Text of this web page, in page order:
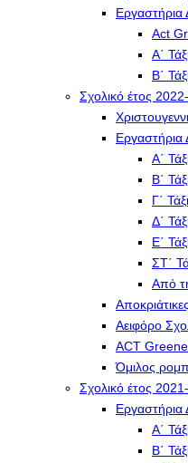
Εργαστήρια
Act
Α΄
Β΄
Σχολικό έτος
Εργαστήρια
Α΄
Β΄
Γ΄
Δ΄
Ε΄
ΣΤ΄
Από
Αειφόρο
ACT
Όμιλος
Σχολικό έτος
Εργαστήρια
Α΄
Β΄